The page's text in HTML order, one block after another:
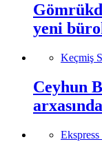
yeni
Keçmiş
Ceyhun